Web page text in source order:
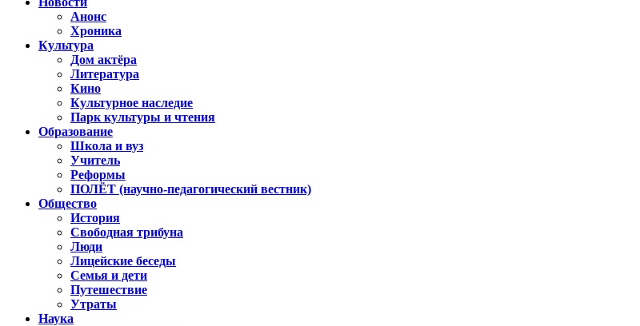
Анонс
Хроника
Культура
Дом актёра
Литература
Кино
Культурное наследие
Парк культуры и чтения
Образование
Школа и вуз
Учитель
Реформы
ПОЛЁТ (научно-педагогический вестник)
Общество
История
Свободная трибуна
Люди
Лицейские беседы
Семья и дети
Путешествие
Утраты
Наука